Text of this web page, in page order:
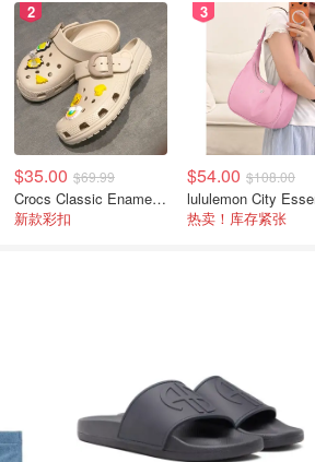
2
$35.00 $69.99
Crocs Classic Enamel Buckle 卡骆驰布扣便鞋
新款彩扣
3
$54.00 $108.00
热卖！库存紧张